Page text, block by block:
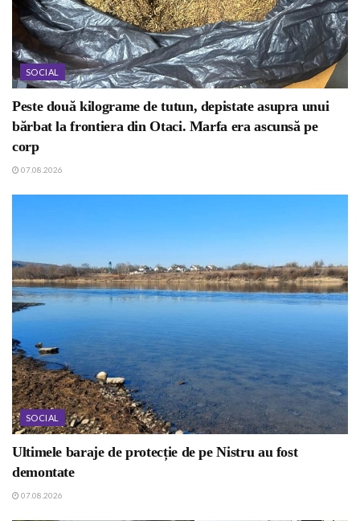
SOCIAL
Peste două kilograme de tutun, depistate asupra unui
bărbat la frontiera din Otaci. Marfa era ascunsă pe
corp
07.08.2026
SOCIAL
Ultimele baraje de protecție de pe Nistru au fost
demontate
07.08.2026